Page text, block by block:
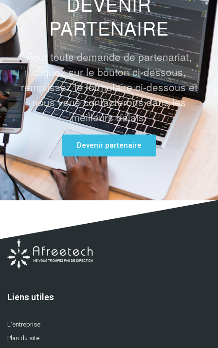
PARTENAIRE
Pour toute demande de partenariat,
cliquez sur le bouton ci-dessous,
remplissez le formulaire ci-dessous et
nous vous contacterons dans les
meilleurs délais.
Devenir partenaire
Liens utiles
L’entreprise
Plan du site